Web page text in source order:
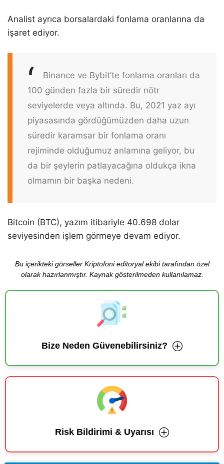
Analist ayrıca borsalardaki fonlama oranlarına da
işaret ediyor.
Binance ve Bybit’te fonlama oranları da
100 günden fazla bir süredir nötr
seviyelerde veya altında. Bu, 2021 yaz ayı
piyasasında gördüğümüzden daha uzun
süredir karamsar bir fonlama oranı
rejiminde olduğumuz anlamına geliyor, bu
da bir şeylerin patlayacağına oldukça ikna
olmamın bir başka nedeni.
Bitcoin (BTC), yazım itibariyle 40.698 dolar
seviyesinden işlem görmeye devam ediyor.
Bu içerikteki görseller Kriptofoni editoryal ekibi tarafından özel
olarak hazırlanmıştır. Kaynak gösterilmeden kullanılamaz.
Bize Neden Güvenebilirsiniz?
Risk Bildirimi & Uyarısı